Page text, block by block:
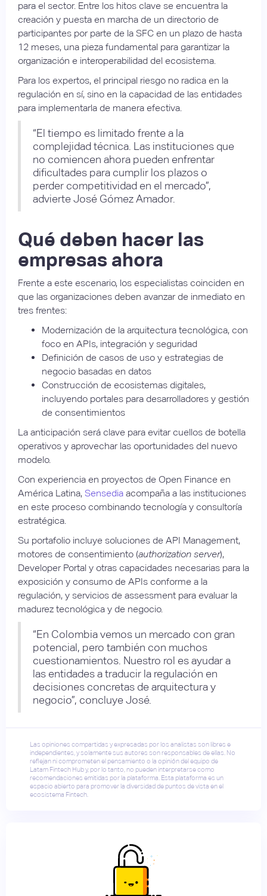
para el sector. Entre los hitos clave se encuentra la
creación y puesta en marcha de un directorio de
participantes por parte de la SFC en un plazo de hasta
12 meses, una pieza fundamental para garantizar la
organización e interoperabilidad del ecosistema.
Para los expertos, el principal riesgo no radica en la
regulación en sí, sino en la capacidad de las entidades
para implementarla de manera efectiva.
“El tiempo es limitado frente a la
complejidad técnica. Las instituciones que
no comiencen ahora pueden enfrentar
dificultades para cumplir los plazos o
perder competitividad en el mercado”,
advierte José Gómez Amador.
Qué deben hacer las
empresas ahora
Frente a este escenario, los especialistas coinciden en
que las organizaciones deben avanzar de inmediato en
tres frentes:
Modernización de la arquitectura tecnológica, con
foco en APIs, integración y seguridad
Definición de casos de uso y estrategias de
negocio basadas en datos
Construcción de ecosistemas digitales,
incluyendo portales para desarrolladores y gestión
de consentimientos
La anticipación será clave para evitar cuellos de botella
operativos y aprovechar las oportunidades del nuevo
modelo.
Con experiencia en proyectos de Open Finance en
América Latina, Sensedia acompaña a las instituciones
en este proceso combinando tecnología y consultoría
estratégica.
Su portafolio incluye soluciones de API Management,
motores de consentimiento (authorization server),
Developer Portal y otras capacidades necesarias para la
exposición y consumo de APIs conforme a la
regulación, y servicios de assessment para evaluar la
madurez tecnológica y de negocio.
“En Colombia vemos un mercado con gran
potencial, pero también con muchos
cuestionamientos. Nuestro rol es ayudar a
las entidades a traducir la regulación en
decisiones concretas de arquitectura y
negocio”, concluye José.
Las opiniones compartidas y expresadas por los analistas son libres e
independientes, y solamente sus autores son responsables de ellas. No
reflejan ni comprometen el pensamiento o la opinión del equipo de
Latam Fintech Hub y, por lo tanto, no pueden interpretarse como
recomendaciones emitidas por la plataforma. Esta plataforma es un
espacio abierto para promover la diversidad de puntos de vista en el
ecosistema Fintech.